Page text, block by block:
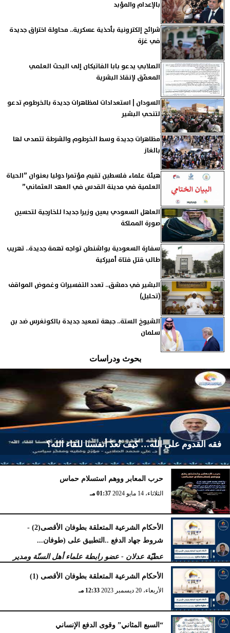
بالإعدام والمؤبد
شرائح إلكترونية بأحذية عسكرية.. محاولة اختراق جديدة
في غزة
الصلابي يدعو بابا الفاتيكان إلى البحث العلمي
المعمّق لإنقاذ البشرية
السودان | استعدادات لمظاهرات جديدة بالخرطوم تدعو
لتنحي البشير
مظاهرات جديدة وسط الخرطوم والشرطة تتصدى لها
بالغاز
هيئة علماء فلسطين تقيم مؤتمرا دوليا بعنوان ”الحياة
العلمية في مدينة القدس في العهد العثماني”
العاهل السعودي يعين وزيرا جديدا للخارجية لتحسين
صورة المملكة
سفارة السعودية بواشنطن تواجه تهمة جديدة.. تهريب
طالب قتل فتاة أميركية
البشير في دمشق.. تعدد التفسيرات وغموض المواقف
(تحليل)
الشيوخ الستة.. جبهة تصعيد جديدة بالكونغرس ضد بن
سلمان
بحوث ودراسات
فقه القدوم على الله… كيف نُعدّ أنفسنا للقاء الله؟
الأربعاء، 2 أكتوبر 2024 02:23 مـ
حرب المعابر ووهم استسلام حماس
الثلاثاء، 14 مايو 2024 01:37 مـ
الأحكام الشرعية المتعلقة بطوفان الأقصى(2) -
شروط جهاد الدفع ..التطبيق على (طوفان...
عطيّة عدلان - عضو رابطة علماء أهل السنّة ومدير
مركز محكمات للبحوث والدراسات
الجمعة، 5 يناير 2024
الأحكام الشرعية المتعلقة بطوفان الأقصى (1)
الأربعاء، 20 ديسمبر 2023 12:33 مـ
“السبع المثاني” وقوى الدفع الإنساني